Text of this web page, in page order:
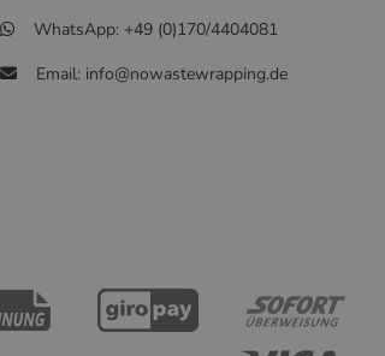
WhatsApp: +49 (0)170/4404081
Email: info@nowastewrapping.de